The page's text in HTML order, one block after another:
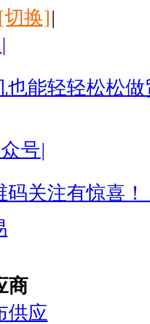
切换]|
|
也能轻轻松松
号|
码关注有惊喜！
商
供应